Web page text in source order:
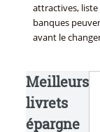
attractives,
banques
avant le
Meilleurs
livrets
épargne